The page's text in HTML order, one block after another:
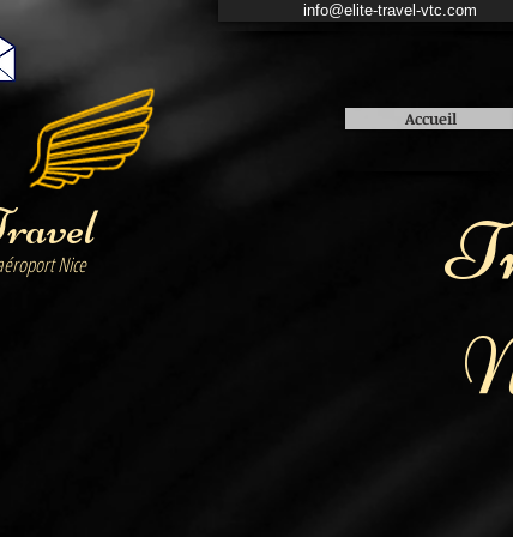
Nice
info@elite-travel-vtc.com
Accueil